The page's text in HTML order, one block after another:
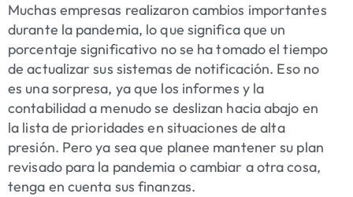
Muchas empresas realizaron cambios importantes
durante la pandemia, lo que significa que un
porcentaje significativo no se ha tomado el tiempo
de actualizar sus sistemas de notificación. Eso no
es una sorpresa, ya que los informes y la
contabilidad a menudo se deslizan hacia abajo en
la lista de prioridades en situaciones de alta
presión. Pero ya sea que planee mantener su plan
revisado para la pandemia o cambiar a otra cosa,
tenga en cuenta sus finanzas.